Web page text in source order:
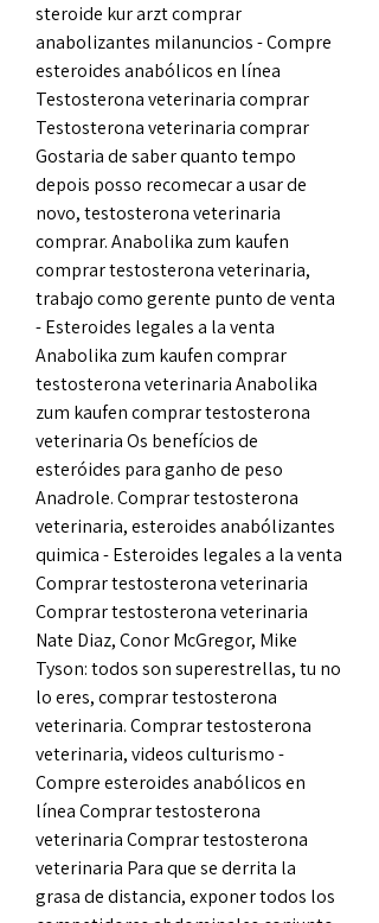
steroide kur arzt comprar
anabolizantes milanuncios - Compre
esteroides anabólicos en línea
Testosterona veterinaria comprar
Testosterona veterinaria comprar
Gostaria de saber quanto tempo
depois posso recomecar a usar de
novo, testosterona veterinaria
comprar. Anabolika zum kaufen
comprar testosterona veterinaria,
trabajo como gerente punto de venta
- Esteroides legales a la venta
Anabolika zum kaufen comprar
testosterona veterinaria Anabolika
zum kaufen comprar testosterona
veterinaria Os benefícios de
esteróides para ganho de peso
Anadrole. Comprar testosterona
veterinaria, esteroides anabólizantes
quimica - Esteroides legales a la venta
Comprar testosterona veterinaria
Comprar testosterona veterinaria
Nate Diaz, Conor McGregor, Mike
Tyson: todos son superestrellas, tu no
lo eres, comprar testosterona
veterinaria. Comprar testosterona
veterinaria, videos culturismo -
Compre esteroides anabólicos en
línea Comprar testosterona
veterinaria Comprar testosterona
veterinaria Para que se derrita la
grasa de distancia, exponer todos los